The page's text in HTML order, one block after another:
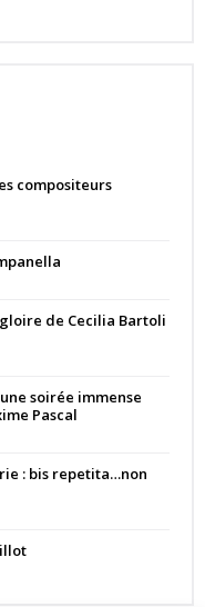
compositeurs
de Cecilia Bartoli
soirée immense
Pascal
: bis repetita…non